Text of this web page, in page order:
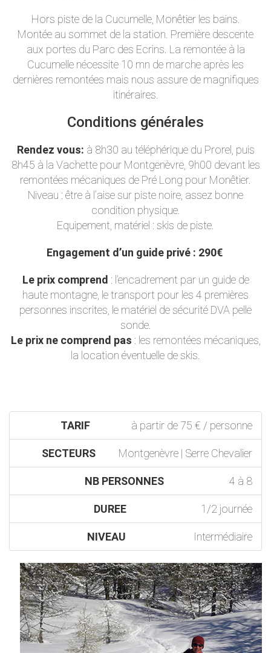
Hors piste de la Cucumelle, Monêtier les bains.
Montée au sommet de la station. Première descente
aux portes du Parc des Ecrins. La remontée à la
Cucumelle nécessite 10 mn de marche après les
dernières remontées mais nous assure de magnifiques
itinéraires.
Conditions générales
Rendez vous: à 8h30 au téléphérique du Prorel, puis
8h45 à la Vachette pour Montgenèvre, 9h00 devant les
remontées mécaniques de Pré Long pour Monêtier.
Niveau : être à l’aise sur piste noire, assez bonne
condition physique.
Equipement, matériel : skis de piste.
Engagement d’un guide privé : 290€
Le prix comprend : l’encadrement par un guide de
haute montagne, le transport pour les 4 premières
personnes inscrites, le matériel de sécurité DVA pelle
sonde.
Le prix ne comprend pas : les remontées mécaniques,
la location éventuelle de skis.
TARIF à partir de 75 € / personne
SECTEURS Montgenèvre | Serre Chevalier
NB PERSONNES 4 à 8
DUREE 1/2 journée
NIVEAU Intermédiaire